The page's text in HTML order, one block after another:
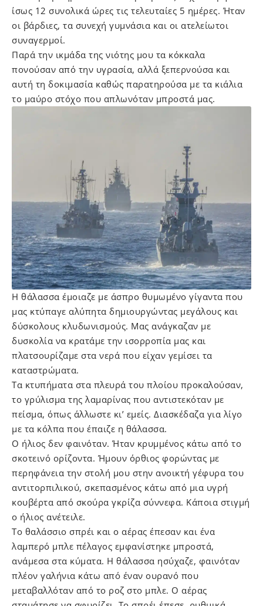
ίσως 12 συνολικά ώρες τις τελευταίες 5 ημέρες. Ήταν
οι βάρδιες, τα συνεχή γυμνάσια και οι ατελείωτοι
συναγερμοί.
Παρά την ικμάδα της νιότης μου τα κόκκαλα
πονούσαν από την υγρασία, αλλά ξεπερνούσα και
αυτή τη δοκιμασία καθώς παρατηρούσα με τα κιάλια
το μαύρο στόχο που απλωνόταν μπροστά μας.
Η θάλασσα έμοιαζε με άσπρο θυμωμένο γίγαντα που
μας κτύπαγε αλύπητα δημιουργώντας μεγάλους και
δύσκολους κλυδωνισμούς. Μας ανάγκαζαν με
δυσκολία να κρατάμε την ισορροπία μας και
πλατσουρίζαμε στα νερά που είχαν γεμίσει τα
καταστρώματα.
Τα κτυπήματα στα πλευρά του πλοίου προκαλούσαν,
το γρύλισμα της λαμαρίνας που αντιστεκόταν με
πείσμα, όπως άλλωστε κι’ εμείς. Διασκέδαζα για λίγο
με τα κόλπα που έπαιζε η θάλασσα.
Ο ήλιος δεν φαινόταν. Ήταν κρυμμένος κάτω από το
σκοτεινό ορίζοντα. Ήμουν όρθιος φορώντας με
περηφάνεια την στολή μου στην ανοικτή γέφυρα του
αντιτορπιλικού, σκεπασμένος κάτω από μια υγρή
κουβέρτα από σκούρα γκρίζα σύννεφα. Κάποια στιγμή
ο ήλιος ανέτειλε.
Το θαλάσσιο σπρέι και ο αέρας έπεσαν και ένα
λαμπερό μπλε πέλαγος εμφανίστηκε μπροστά,
ανάμεσα στα κύματα. Η θάλασσα ησύχαζε, φαινόταν
πλέον γαλήνια κάτω από έναν ουρανό που
μεταβαλλόταν από το ροζ στο μπλε. Ο αέρας